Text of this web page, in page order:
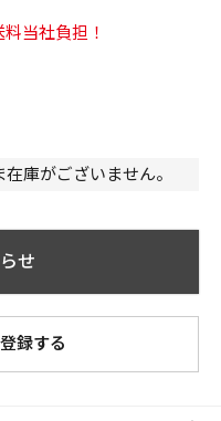
当社負担！
庫がございません。
せ
録する